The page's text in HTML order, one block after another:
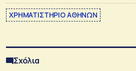
ΧΡΗΜΑΤΙΣΤΗΡΙΟ ΑΘΗΝΩΝ
Σχόλια